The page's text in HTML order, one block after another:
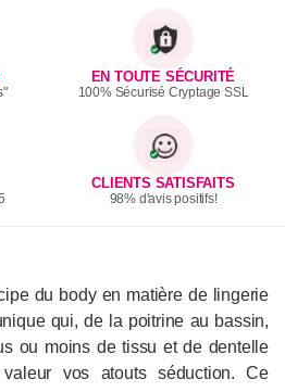
EN TOUTE SÉCURITÉ
100% Sécurisé Cryptage SSL
CLIENTS SATISFAITS
98% d'avis positifs!
du body en matière de lingerie
qui, de la poitrine au bassin,
ou moins de tissu et de dentelle
vos atouts séduction. Ce